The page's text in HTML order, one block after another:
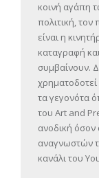
κοινή αγάπη
πολιτική, τον
είναι η
καταγραφή
συμβαίνουν.
τα γεγονότα
του Art and
ανοδική
αναγνωστών
κανάλι του